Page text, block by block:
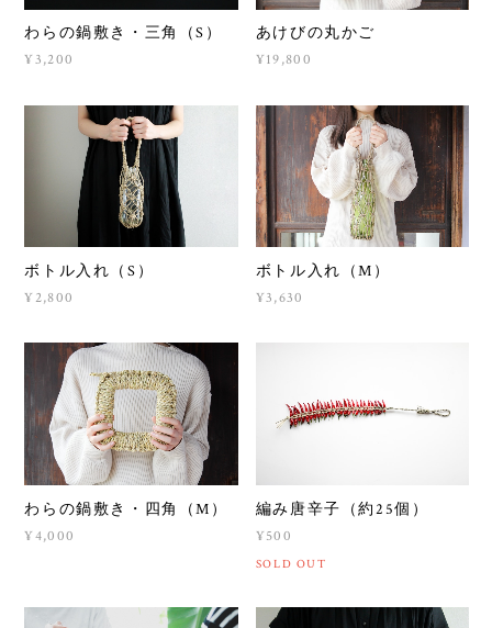
わらの鍋敷き・三角（S）
¥3,200
あけびの丸かご
¥19,800
ボトル入れ（S）
¥2,800
ボトル入れ（M）
¥3,630
わらの鍋敷き・四角（M）
¥4,000
編み唐辛子（約25個）
¥500
SOLD OUT